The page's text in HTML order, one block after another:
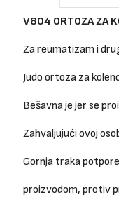
V804 ORTOZA ZA
Za reumatizam i
Judo ortoza za
Bešavna je jer se
Zahvaljujući ovoj
Gornja traka
proizvodom, protiv